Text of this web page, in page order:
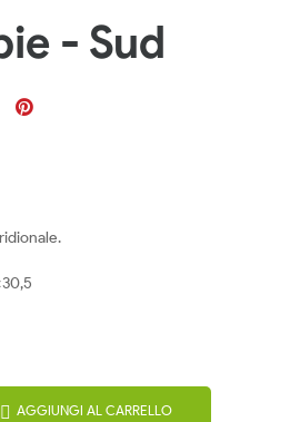
- Sud
 AGGIUNGI AL CARRELLO